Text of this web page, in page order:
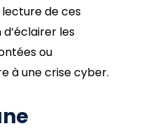
de ces
les
ou
à une crise cyber.